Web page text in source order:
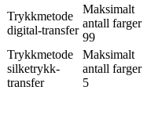
Trykkmetode
digital-transfer
Maksimalt
antall farger
99
Trykkmetode
silketrykk-
transfer
Maksimalt
antall farger
5